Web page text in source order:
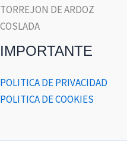
TORREJON DE ARDOZ
COSLADA
IMPORTANTE
POLITICA DE PRIVACIDAD
POLITICA DE COOKIES